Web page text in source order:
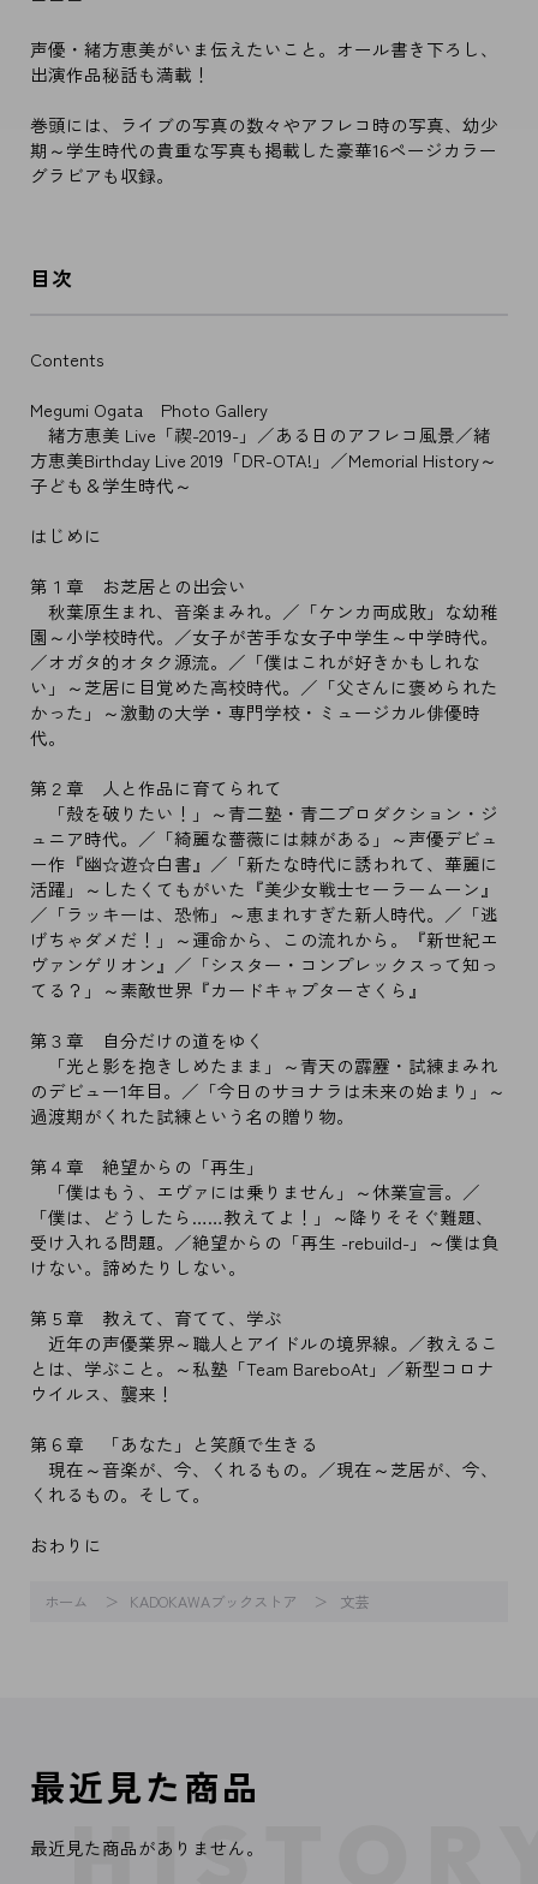
声優・緒方恵美がいま伝えたいこと。オール書き下ろし、
出演作品秘話も満載！
巻頭には、ライブの写真の数々やアフレコ時の写真、幼少
期～学生時代の貴重な写真も掲載した豪華16ページカラー
グラビアも収録。
目次
Contents
Megumi Ogata Photo Gallery
緒方恵美 Live「禊-2019-」／ある日のアフレコ風景／緒
方恵美Birthday Live 2019「DR-OTA!」／Memorial History～
子ども＆学生時代～
はじめに
第１章 お芝居との出会い
秋葉原生まれ、音楽まみれ。／「ケンカ両成敗」な幼稚
園～小学校時代。／女子が苦手な女子中学生～中学時代。
／オガタ的オタク源流。／「僕はこれが好きかもしれな
い」～芝居に目覚めた高校時代。／「父さんに褒められた
かった」～激動の大学・専門学校・ミュージカル俳優時
代。
第２章 人と作品に育てられて
「殻を破りたい！」～青二塾・青二プロダクション・ジ
ュニア時代。／「綺麗な薔薇には棘がある」～声優デビュ
ー作『幽☆遊☆白書』／「新たな時代に誘われて、華麗に
活躍」～したくてもがいた『美少女戦士セーラームーン』
／「ラッキーは、恐怖」～恵まれすぎた新人時代。／「逃
げちゃダメだ！」～運命から、この流れから。『新世紀エ
ヴァンゲリオン』／「シスター・コンプレックスって知っ
てる？」～素敵世界『カードキャプターさくら』
第３章 自分だけの道をゆく
「光と影を抱きしめたまま」～青天の霹靂・試練まみれ
のデビュー1年目。／「今日のサヨナラは未来の始まり」～
過渡期がくれた試練という名の贈り物。
第４章 絶望からの「再生」
「僕はもう、エヴァには乗りません」～休業宣言。／
「僕は、どうしたら……教えてよ！」～降りそそぐ難題、
受け入れる問題。／絶望からの「再生 -rebuild-」～僕は負
けない。諦めたりしない。
第５章 教えて、育てて、学ぶ
近年の声優業界～職人とアイドルの境界線。／教えるこ
とは、学ぶこと。～私塾「Team BareboAt」／新型コロナ
ウイルス、襲来！
第６章 「あなた」と笑顔で生きる
現在～音楽が、今、くれるもの。／現在～芝居が、今、
くれるもの。そして。
おわりに
ホーム KADOKAWAブックストア 文芸
最近見た商品
最近見た商品がありません。